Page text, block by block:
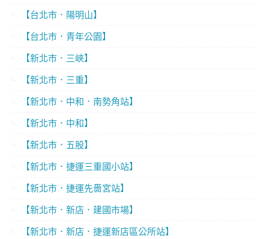
【台北市．陽明山】
【台北市．青年公園】
【新北市．三峽】
【新北市．三重】
【新北市．中和．南勢角站】
【新北市．中和】
【新北市．五股】
【新北市．捷運三重國小站】
【新北市．捷運先嗇宮站】
【新北市．新店．建國市場】
【新北市．新店．捷運新店區公所站】